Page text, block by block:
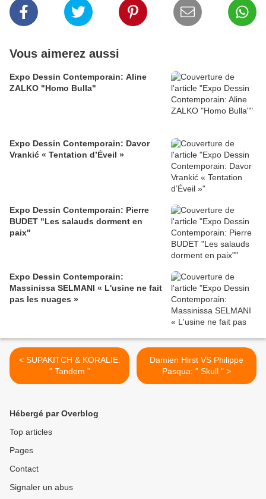
Vous aimerez aussi
Expo Dessin Contemporain: Aline
ZALKO "Homo Bulla"
Expo Dessin Contemporain: Davor
Vrankić « Tentation d’Éveil »
Expo Dessin Contemporain: Pierre
BUDET "Les salauds dorment en
paix"
Expo Dessin Contemporain:
Massinissa SELMANI « L'usine ne fait
pas les nuages »
< SUPAKITCH & KORALIE:
" Tandem "
Damien Hirst VS Philippe
Pasqua: " Skull " >
Hébergé par Overblog
Top articles
Pages
Contact
Signaler un abus